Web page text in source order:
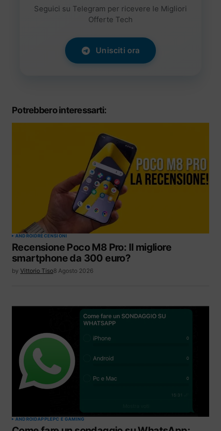
Seguici su Telegram per ricevere le Migliori
Offerte Tech
Unisciti ora
Potrebbero interessarti:
ANDROIDRECENSIONI
Recensione Poco M8 Pro: Il migliore
smartphone da 300 euro?
by Vittorio Tiso8 Agosto 2026
ANDROIDAPPLEPC E GAMING